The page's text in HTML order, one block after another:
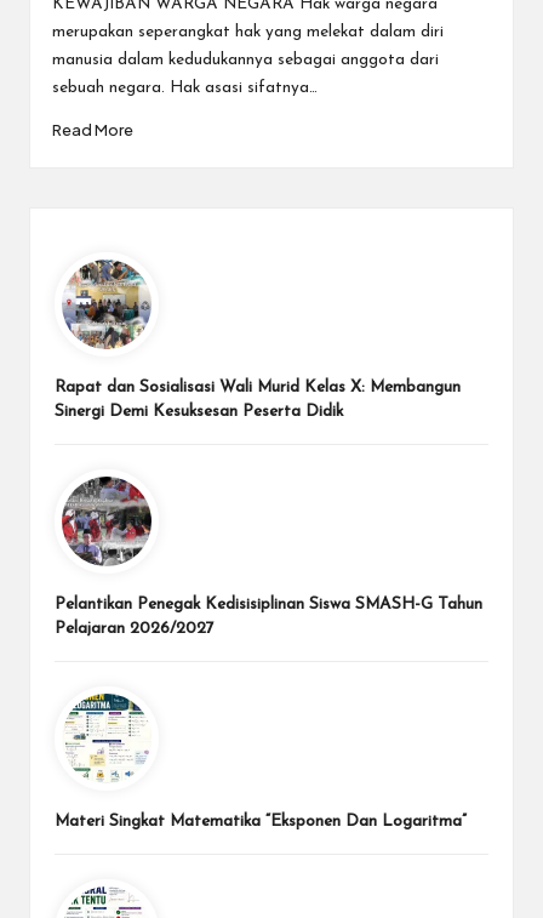
KEWAJIBAN WARGA NEGARA Hak warga negara
merupakan seperangkat hak yang melekat dalam diri
manusia dalam kedudukannya sebagai anggota dari
sebuah negara. Hak asasi sifatnya…
Read More
Rapat dan Sosialisasi Wali Murid Kelas X: Membangun
Sinergi Demi Kesuksesan Peserta Didik
Pelantikan Penegak Kedisisiplinan Siswa SMASH-G Tahun
Pelajaran 2026/2027
Materi Singkat Matematika “Eksponen Dan Logaritma”